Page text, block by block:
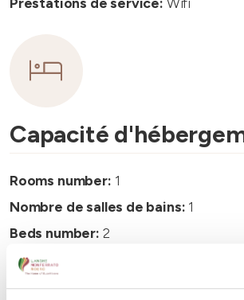
Capacité
Rooms number: 1
Nombre de salles de bains: 1
Beds number: 2